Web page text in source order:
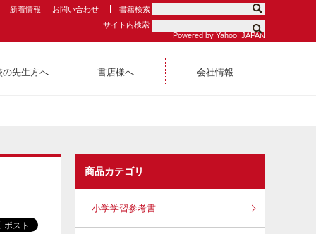
新着情報 お問い合わせ
書籍検索
サイト内検索
Powered by Yahoo! JAPAN
の先生方へ 書店様へ 会社情報
商品カテゴリ
小学学習参考書